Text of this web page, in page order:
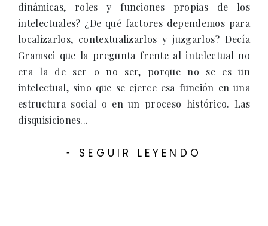
dinámicas, roles y funciones propias de los
intelectuales? ¿De qué factores dependemos para
localizarlos, contextualizarlos y juzgarlos? Decía
Gramsci que la pregunta frente al intelectual no
era la de ser o no ser, porque no se es un
intelectual, sino que se ejerce esa función en una
estructura social o en un proceso histórico. Las
disquisiciones...
- SEGUIR LEYENDO